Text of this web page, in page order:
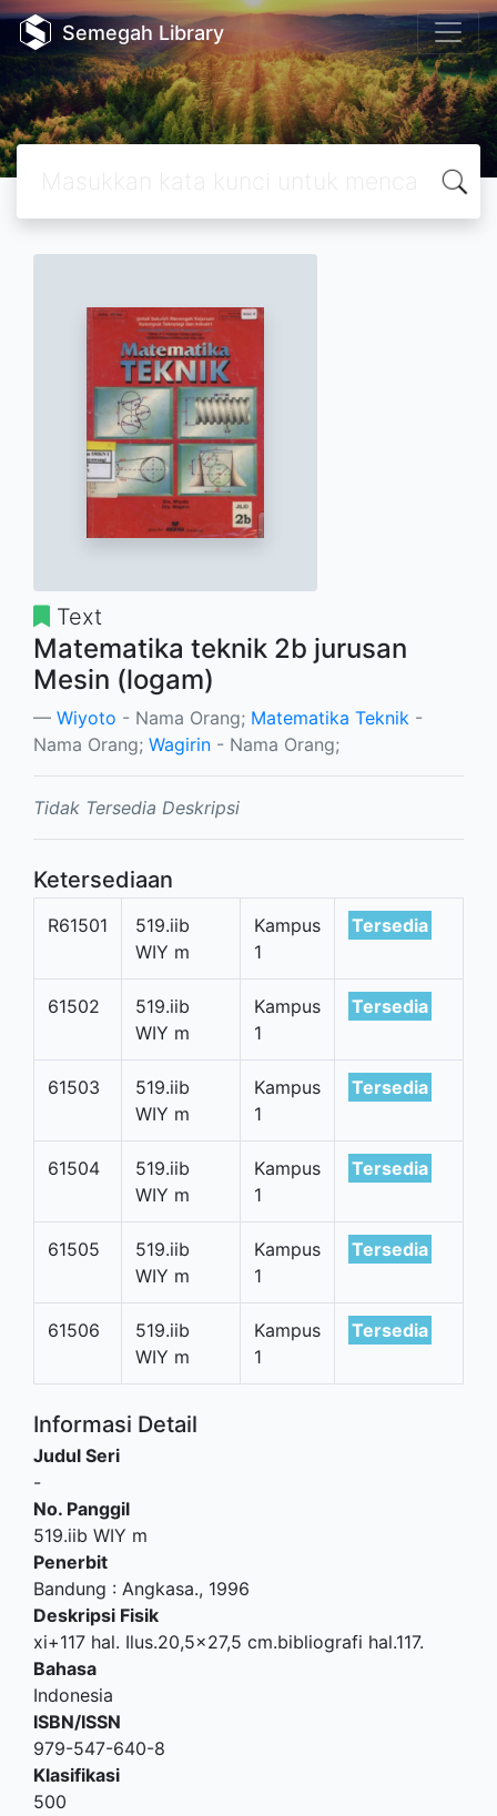
Semegah Library
Text
Matematika teknik 2b jurusan
Mesin (logam)
Wiyoto - Nama Orang; Matematika Teknik -
Nama Orang; Wagirin - Nama Orang;
Tidak Tersedia Deskripsi
Ketersediaan
R61501
519.iib
WIY m
Kampus
1
Tersedia
61502
519.iib
WIY m
Kampus
1
Tersedia
61503
519.iib
WIY m
Kampus
1
Tersedia
61504
519.iib
WIY m
Kampus
1
Tersedia
61505
519.iib
WIY m
Kampus
1
Tersedia
61506
519.iib
WIY m
Kampus
1
Tersedia
Informasi Detail
Judul Seri
-
No. Panggil
519.iib WIY m
Penerbit
Bandung : Angkasa., 1996
Deskripsi Fisik
xi+117 hal. Ilus.20,5x27,5 cm.bibliografi hal.117.
Bahasa
Indonesia
ISBN/ISSN
979-547-640-8
Klasifikasi
500